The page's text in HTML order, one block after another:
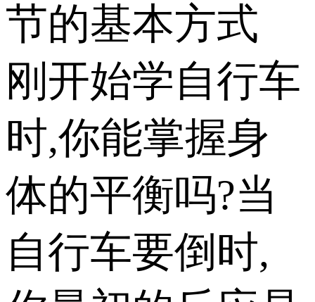
节的基本方式
刚开始学自行车
时,你能掌握身
体的平衡吗?当
自行车要倒时,